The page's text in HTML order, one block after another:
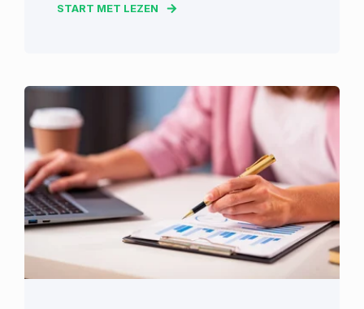
START MET LEZEN